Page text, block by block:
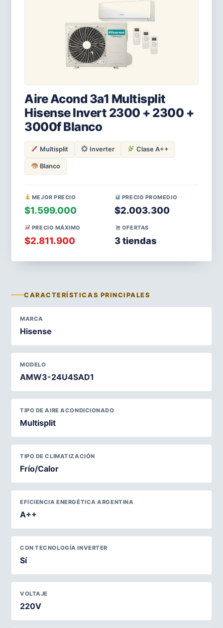
Aire Acond 3a1 Multisplit
Hisense Invert 2300 + 2300 +
3000f Blanco
Multisplit Inverter Clase A++
Blanco
MEJOR PRECIO
$1.599.000
PRECIO PROMEDIO
$2.003.300
PRECIO MÁXIMO
$2.811.900
OFERTAS
3 tiendas
CARACTERÍSTICAS PRINCIPALES
MARCA
Hisense
MODELO
AMW3-24U4SAD1
TIPO DE AIRE ACONDICIONADO
Multisplit
TIPO DE CLIMATIZACIÓN
Frío/Calor
EFICIENCIA ENERGÉTICA ARGENTINA
A++
CON TECNOLOGÍA INVERTER
Sí
VOLTAJE
220V